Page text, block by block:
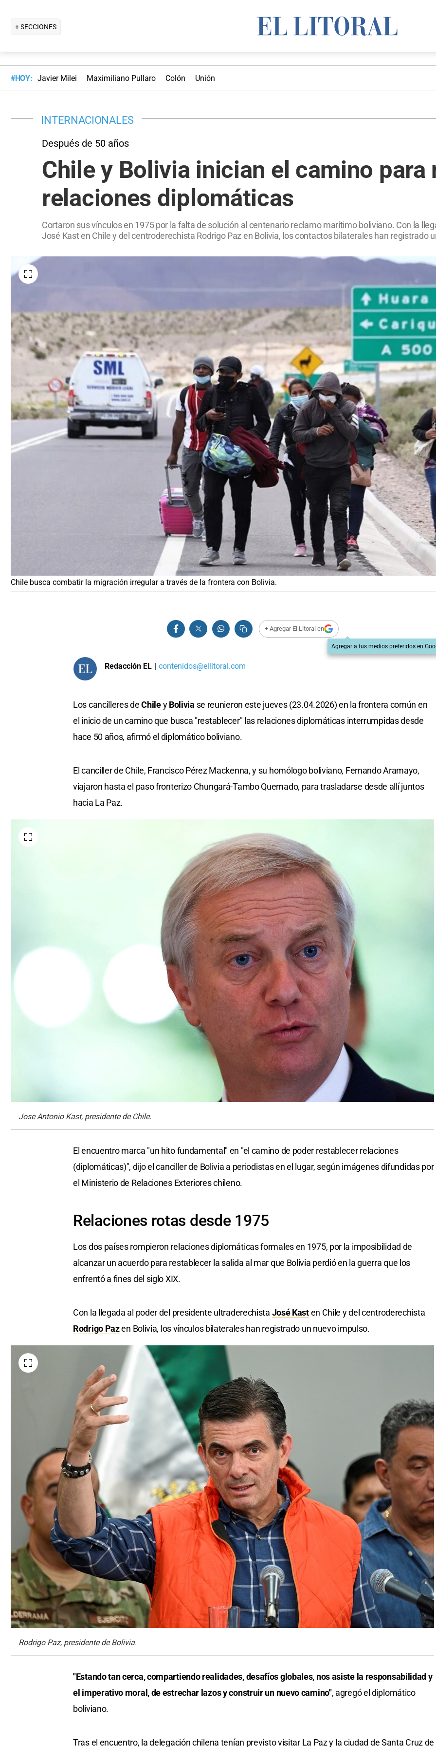
+ SECCIONES
#HOY: Javier Milei Maximiliano Pullaro Colón Unión
INTERNACIONALES
Después de 50 años
Chile y Bolivia inician el camino para
relaciones diplomáticas
Cortaron sus vínculos en 1975 por la falta de solución al centenario reclamo marítimo boliviano. Con la
José Kast en Chile y del centroderechista Rodrigo Paz en Bolivia, los contactos bilaterales han registrado
Chile busca combatir la migración irregular a través de la frontera con Bolivia.
+ Agregar El Litoral en
Agregar a tus medios preferidos en
Redacción EL | contenidos@ellitoral.com
Los cancilleres deChiley Bolivia se reunieron este jueves (23.04.2026) en la frontera común en
el inicio de un camino que busca "restablecer" las relaciones diplomáticas interrumpidas desde
hace 50 años, afirmó el diplomático boliviano.
El canciller de Chile, Francisco Pérez Mackenna, y su homólogo boliviano, Fernando Aramayo,
viajaron hasta el paso fronterizo Chungará-Tambo Quemado, para trasladarse desde allí juntos
hacia La Paz.
Jose Antonio Kast, presidente de Chile.
El encuentro marca "un hito fundamental" en "el camino de poder restablecer relaciones
(diplomáticas)", dijo el canciller de Bolivia a periodistas en el lugar, según imágenes difundidas por
el Ministerio de Relaciones Exteriores chileno.
Relaciones rotas desde 1975
Los dos países rompieron relaciones diplomáticas formales en 1975, por la imposibilidad de
alcanzar un acuerdo para restablecer la salida al mar que Bolivia perdió en la guerra que los
enfrentó a fines del siglo XIX.
Con la llegada al poder del presidente ultraderechista José Kasten Chile y del centroderechista
Rodrigo Pazen Bolivia, los vínculos bilaterales han registrado un nuevo impulso.
Rodrigo Paz, presidente de Bolivia.
"Estando tan cerca, compartiendo realidades, desafíos globales, nos asiste la responsabilidad y
el imperativo moral, de estrechar lazos y construir un nuevo camino", agregó el diplomático
boliviano.
Tras el encuentro, la delegación chilena tenían previsto visitar La Paz y la ciudad de Santa Cruz de